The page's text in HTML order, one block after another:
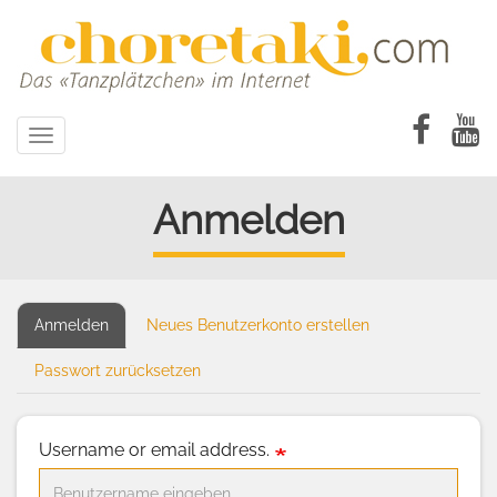
Toggle
navigation
Anmelden
Primary
tabs
Anmelden (aktiver
Reiter)
Neues Benutzerkonto erstellen
Passwort zurücksetzen
Username or email address.